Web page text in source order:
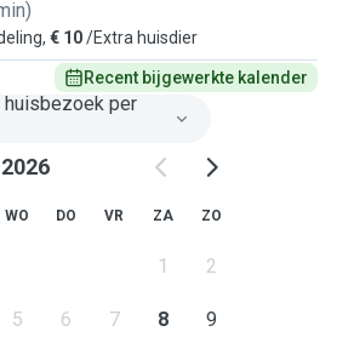
€ 10/Extra huisdier
Recent bijgewerkte kalender
huisbezoek per
WO DO VR ZA ZO
1 2
5 6 7 8 9